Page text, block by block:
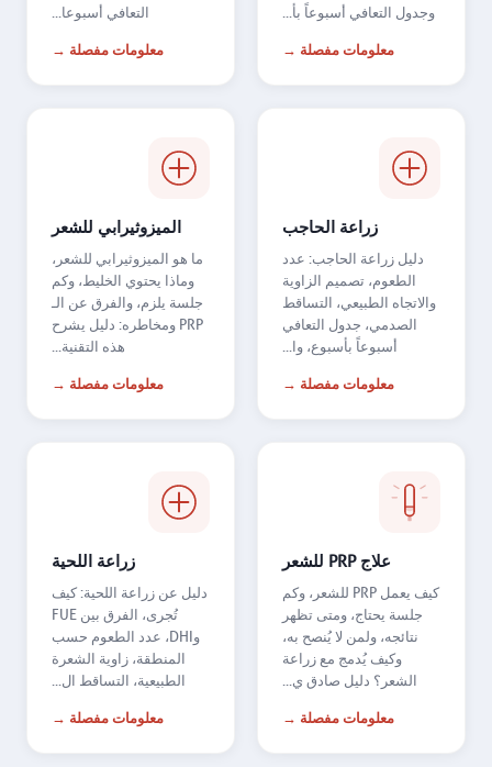
وجدول التعافي أسبوعاً بأ...
معلومات مفصلة →
التعافي أسبوعا...
معلومات مفصلة →
زراعة الحاجب
دليل زراعة الحاجب: عدد
الطعوم، تصميم الزاوية
والاتجاه الطبيعي، التساقط
الصدمي، جدول التعافي
أسبوعاً بأسبوع، وا...
معلومات مفصلة →
الميزوثيرابي للشعر
ما هو الميزوثيرابي للشعر،
وماذا يحتوي الخليط، وكم
جلسة يلزم، والفرق عن الـ
PRP ومخاطره: دليل يشرح
هذه التقنية...
معلومات مفصلة →
علاج PRP للشعر
كيف يعمل PRP للشعر، وكم
جلسة يحتاج، ومتى تظهر
نتائجه، ولمن لا يُنصح به،
وكيف يُدمج مع زراعة
الشعر؟ دليل صادق ي...
معلومات مفصلة →
زراعة اللحية
دليل عن زراعة اللحية: كيف
تُجرى، الفرق بين FUE
وDHI، عدد الطعوم حسب
المنطقة، زاوية الشعرة
الطبيعية، التساقط ال...
معلومات مفصلة →